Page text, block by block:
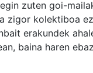
zuten goi-
zigor kolektiboa
erakundek
baina haren